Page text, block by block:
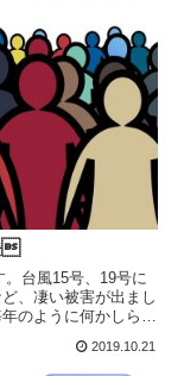

台風15号、19号に
、凄い被害が出まし
のように何かしら大
2019.10.21